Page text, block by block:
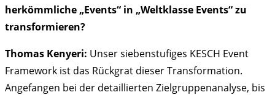
herkömmliche „Events“ in „Weltklasse Events“ zu
transformieren?
Thomas Kenyeri: Unser siebenstufiges KESCH Event
Framework ist das Rückgrat dieser Transformation.
Angefangen bei der detaillierten Zielgruppenanalyse, bis